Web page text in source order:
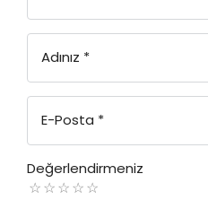
Adınız *
E-Posta *
Değerlendirmeniz